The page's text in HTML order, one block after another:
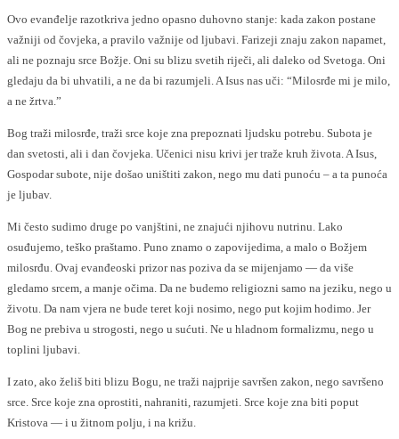
Ovo evanđelje razotkriva jedno opasno duhovno stanje: kada zakon postane
važniji od čovjeka, a pravilo važnije od ljubavi. Farizeji znaju zakon napamet,
ali ne poznaju srce Božje. Oni su blizu svetih riječi, ali daleko od Svetoga. Oni
gledaju da bi uhvatili, a ne da bi razumjeli. A Isus nas uči: “Milosrđe mi je milo,
a ne žrtva.”
Bog traži milosrđe, traži srce koje zna prepoznati ljudsku potrebu. Subota je
dan svetosti, ali i dan čovjeka. Učenici nisu krivi jer traže kruh života. A Isus,
Gospodar subote, nije došao uništiti zakon, nego mu dati punoću – a ta punoća
je ljubav.
Mi često sudimo druge po vanjštini, ne znajući njihovu nutrinu. Lako
osuđujemo, teško praštamo. Puno znamo o zapovijedima, a malo o Božjem
milosrđu. Ovaj evanđeoski prizor nas poziva da se mijenjamo — da više
gledamo srcem, a manje očima. Da ne budemo religiozni samo na jeziku, nego u
životu. Da nam vjera ne bude teret koji nosimo, nego put kojim hodimo. Jer
Bog ne prebiva u strogosti, nego u sućuti. Ne u hladnom formalizmu, nego u
toplini ljubavi.
I zato, ako želiš biti blizu Bogu, ne traži najprije savršen zakon, nego savršeno
srce. Srce koje zna oprostiti, nahraniti, razumjeti. Srce koje zna biti poput
Kristova — i u žitnom polju, i na križu.